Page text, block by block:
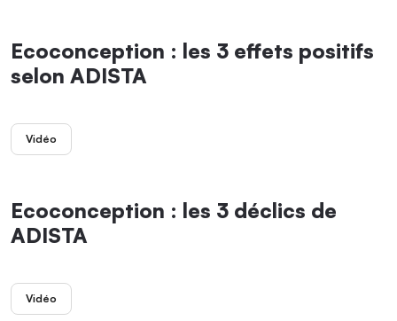
Ecoconception : les 3 effets positifs
selon ADISTA
Vidéo
Ecoconception : les 3 déclics de
ADISTA
Vidéo